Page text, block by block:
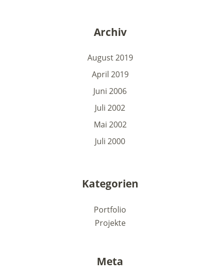
Archiv
August 2019
April 2019
Juni 2006
Juli 2002
Mai 2002
Juli 2000
Kategorien
Portfolio
Projekte
Meta